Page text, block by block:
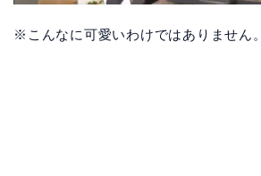
※こんなに可愛いわけではありません。